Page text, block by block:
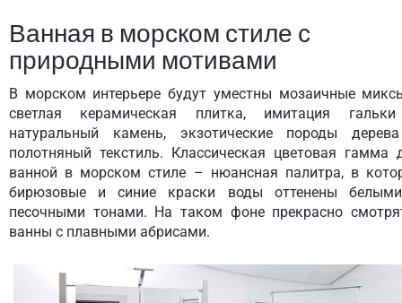
Ванная в морском стиле с
природными мотивами
В морском интерьере будут уместны мозаичные
светлая керамическая плитка, имитация
натуральный камень, экзотические породы
полотняный текстиль. Классическая цветовая гамма
ванной в морском стиле – нюансная палитра, в
бирюзовые и синие краски воды оттенены
песочными тонами. На таком фоне прекрасно
ванны с плавными абрисами.